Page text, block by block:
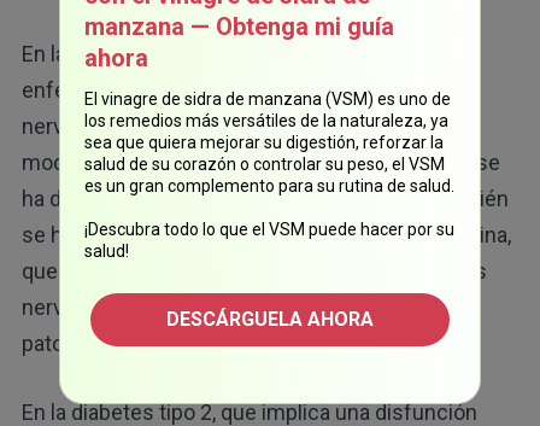
En la esclerosis múltiple (EM), que es una
enfermedad autoinmune que afecta al sistema
nervioso central, el butirato interviene en la
modulación de las respuestas inmunológicas y se
ha demostrado que reduce la inflamación. También
se ha demostrado que previene el daño a la mielina,
que es la cubierta protectora que rodea las fibras
nerviosas, una característica distintiva de la
patología de la EM.
En la diabetes tipo 2, que implica una disfunción
manzana — Obtenga mi guía
ahora
El vinagre de sidra de manzana (VSM) es uno de
los remedios más versátiles de la naturaleza, ya
sea que quiera mejorar su digestión, reforzar la
salud de su corazón o controlar su peso, el VSM
es un gran complemento para su rutina de salud.
¡Descubra todo lo que el VSM puede hacer por su
salud!
DESCÁRGUELA AHORA